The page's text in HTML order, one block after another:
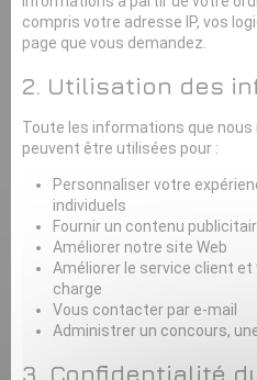
compris votre adresse IP, vos
page que vous demandez.
2. Utilisation des
Toute les informations que nous
peuvent être utilisées pour :
Personnaliser votre
individuels
Fournir un contenu
Améliorer notre site Web
Améliorer le service client et
charge
Vous contacter par e-mail
Administrer un concours,
3. Confidentialité